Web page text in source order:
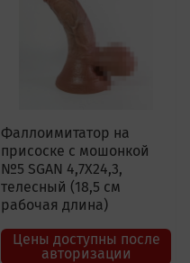
Фаллоимитатор на
присоске с мошонкой
№5 SGAN 4,7X24,3,
телесный (18,5 см
рабочая длина)
Цены доступны после
авторизации